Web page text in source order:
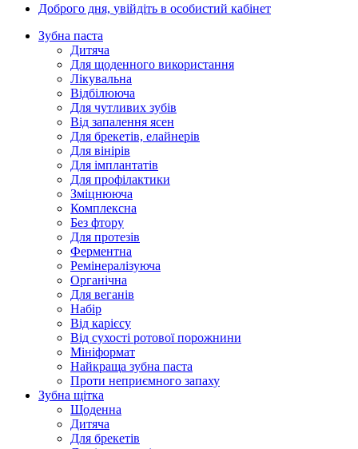
Доброго дня, увійдіть в особистий кабінет
Зубна паста
Дитяча
Для щоденного використання
Лікувальна
Відбілююча
Для чутливих зубів
Від запалення ясен
Для брекетів, елайнерів
Для вінірів
Для імплантатів
Для профілактики
Зміцнююча
Комплексна
Без фтору
Для протезів
Ферментна
Ремінералізуюча
Органічна
Для веганів
Набір
Від карієсу
Від сухості ротової порожнини
Мініформат
Найкраща зубна паста
Проти неприємного запаху
Зубна щітка
Щоденна
Дитяча
Для брекетів